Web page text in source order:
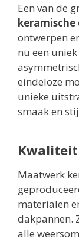
Een van de
keramische
ontwerpen
nu een
eindeloze
unieke
smaak en
Maatwerk
materialen
dakpannen.
alle